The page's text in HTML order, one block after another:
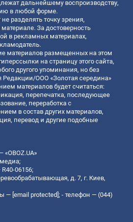
дальнейшему воспроизводству,
в любой форме.
разделять точку зрения,
За достоверность
в рекламных материалах,
материалов размещенных на этом
на страницу этого сайта,
другого упоминания, но без
Редакции/ООО «Золотая середина»
материалов будет считаться:
перепечатка, последующее
переработка с
в состав других материалов,
перевод и другие подобные
06156;
д. 7, г. Киев,
— [email protected]; - телефон — (044)